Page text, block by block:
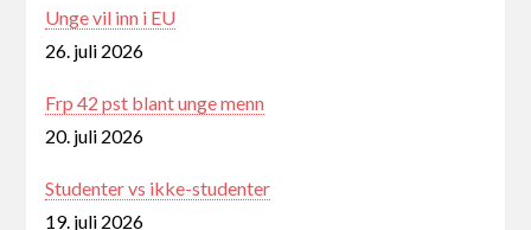
Unge vil inn i EU
26. juli 2026
Frp 42 pst blant unge menn
20. juli 2026
Studenter vs ikke-studenter
19. juli 2026